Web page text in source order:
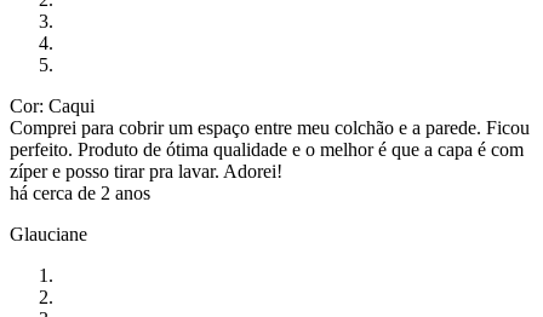
Cor: Caqui
Comprei para cobrir um espaço entre meu colchão e a parede. Ficou
perfeito. Produto de ótima qualidade e o melhor é que a capa é com
zíper e posso tirar pra lavar. Adorei!
há cerca de 2 anos
Glauciane